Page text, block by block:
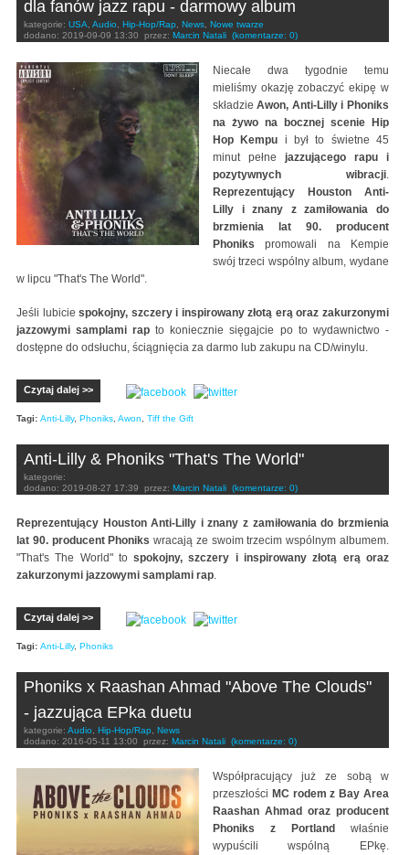
dla fanów jazz rapu - darmowy album
kategorie: USA, Audio, Hip-Hop/Rap, News, Nowe twarze
dodano: 2019-09-09 13:30 przez: Marcin Natali (komentarze: 0)
Niecałe dwa tygodnie temu
mieliśmy okazję zobaczyć ekipę w
składzieAwon, Anti-Lilly i Phoniks
na żywo na bocznej scenie Hip
Hop Kempu i był to świetne 45
minut pełne jazzującego rapu i
pozytywnych wibracji.
Reprezentujący Houston Anti-
Lilly i znany z zamiłowania do
brzmienia lat 90. producent
Phoniks promowali na Kempie
swój trzeci wspólny album, wydane
w lipcu "That's The World".
Jeśli lubicie spokojny, szczery i inspirowany złotą erą oraz zakurzonymi
jazzowymi samplami rap to koniecznie sięgajcie po to wydawnictwo -
dostępne do odsłuchu, ściągnięcia za darmo lub zakupu na CD/winylu.
Czytaj dalej >>
Tagi: Anti-Lilly, Phoniks, Awon, Tiff the Gift
Anti-Lilly & Phoniks "That's The World"
kategorie:
dodano: 2019-08-27 17:39 przez: Marcin Natali (komentarze: 0)
Reprezentujący Houston Anti-Lilly i znany z zamiłowania do brzmienia
lat 90. producent Phoniks wracają ze swoim trzecim wspólnym albumem.
"That's The World" tospokojny, szczery i inspirowany złotą erą oraz
zakurzonymi jazzowymi samplami rap.
Czytaj dalej >>
Tagi: Anti-Lilly, Phoniks
Phoniks x Raashan Ahmad "Above The Clouds"
- jazzująca EPka duetu
kategorie: Audio, Hip-Hop/Rap, News
dodano: 2016-05-11 13:00 przez: Marcin Natali (komentarze: 0)
Współpracujący już ze sobą w
przeszłości MC rodem z Bay Area
Raashan Ahmad oraz producent
Phoniks z Portland
właśnie
wypuścili wspólną EPkę.